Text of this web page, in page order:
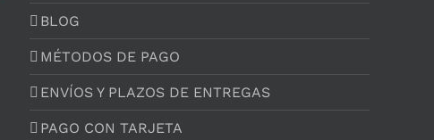
BLOG
MÉTODOS DE PAGO
ENVÍOS Y PLAZOS DE ENTREGAS
PAGO CON TARJETA